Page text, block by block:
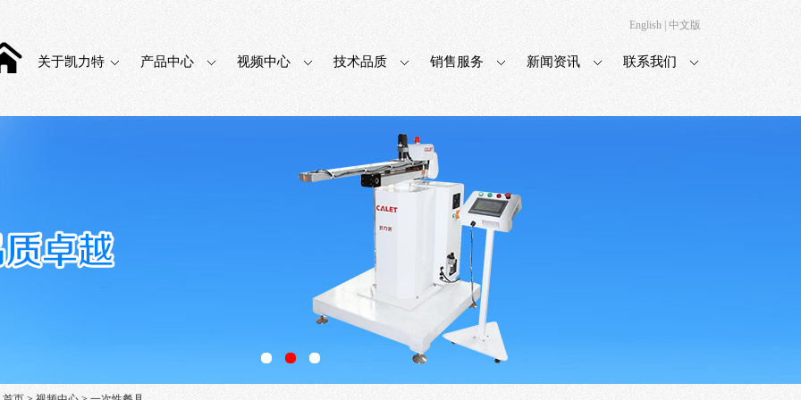
English 中文版
关于凯力特 产品中心 视频中心 技术品质 销售服务 新闻资讯 联系我们